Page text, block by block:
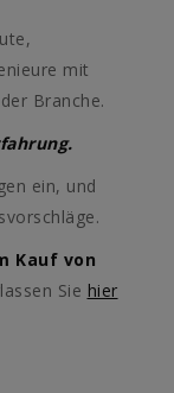
mit
Branche.
ein, und
Kauf von
Sie hier